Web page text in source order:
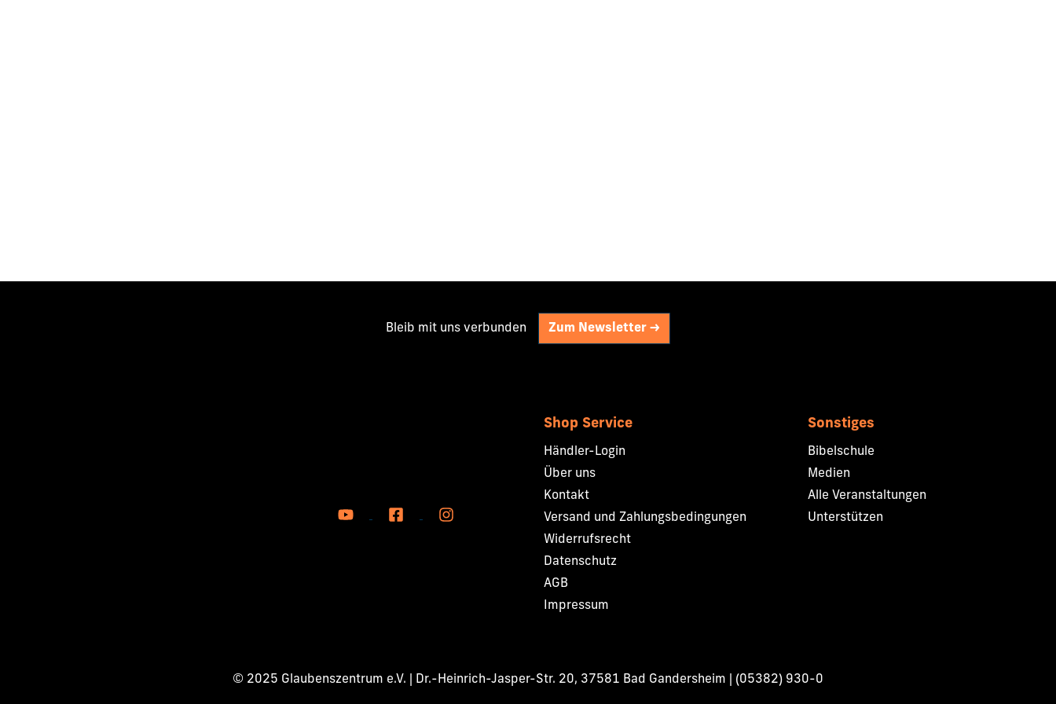
Bleib mit uns verbunden Zum Newsletter ->
Shop Service
Händler-Login
Über uns
Kontakt
Versand und Zahlungsbedingungen
Widerrufsrecht
Datenschutz
AGB
Impressum
Sonstiges
Bibelschule
Medien
Alle Veranstaltungen
Unterstützen
© 2025 Glaubenszentrum e.V. | Dr.-Heinrich-Jasper-Str. 20, 37581 Bad Gandersheim | (05382) 930-0